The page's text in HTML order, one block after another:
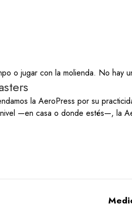
o jugar con la molienda. No hay
la AeroPress por su
—en casa o donde estés—, la